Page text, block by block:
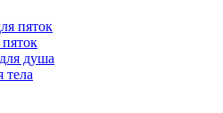
пяток
душа
тела